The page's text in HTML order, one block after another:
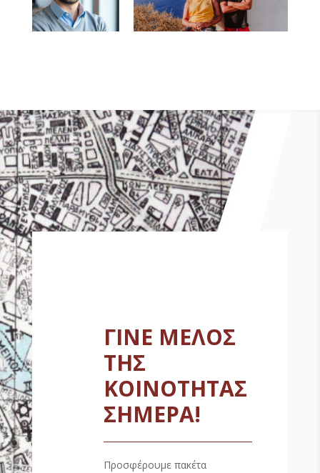
ΓΙΝΕ ΜΕΛΟΣ
ΤΗΣ
ΚΟΙΝΟΤΗΤΑΣ
ΣΗΜΕΡΑ!
Προσφέρουμε πακέτα